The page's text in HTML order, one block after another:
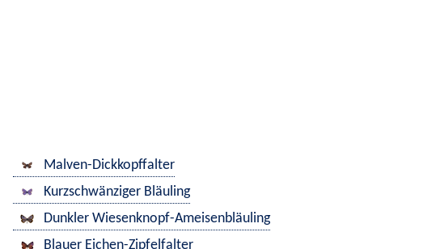
Malven-Dickkopffalter
Kurzschwänziger Bläuling
Dunkler Wiesenknopf-Ameisenbläuling
Blauer Eichen-Zipfelfalter